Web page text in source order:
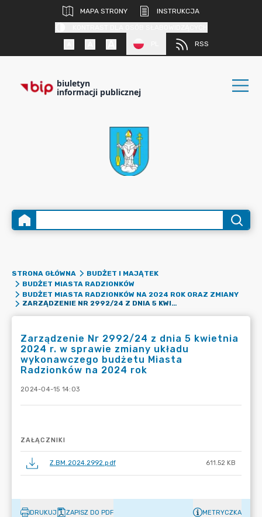
MAPA STRONY
INSTRUKCJA
RSS
biuletyn
informacji publicznej
STRONA GŁÓWNA
BUDŻET I MAJĄTEK
BUDŻET MIASTA RADZIONKÓW
BUDŻET MIASTA RADZIONKÓW NA 2024 ROK ORAZ ZMIANY
ZARZĄDZENIE NR 2992/24 Z DNIA 5 KWIETNIA 2024 R. W SPRAWIE ZMIANY UKŁADU WYKONAWCZEGO BUDŻETU MIASTA RADZIONKÓW NA 2024 ROK
Zarządzenie Nr 2992/24 z dnia 5 kwietnia
2024 r. w sprawie zmiany układu
wykonawczego budżetu Miasta
Radzionków na 2024 rok
2024-04-15 14:03
ZAŁĄCZNIKI
Z.BM.2024.2992.pdf 611.52 KB
DRUKUJ ZAPISZ DO PDF METRYCZKA